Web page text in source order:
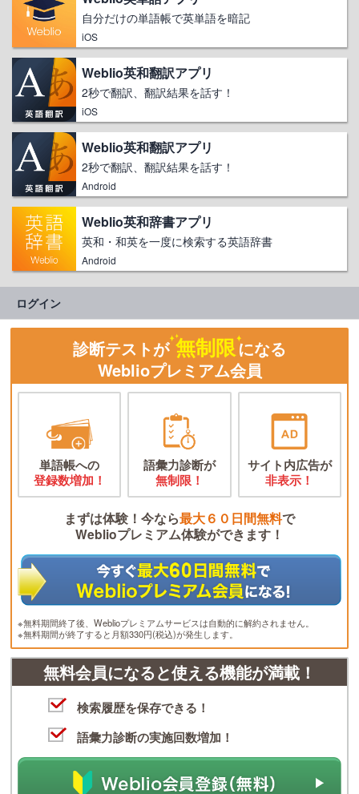
自分だけの単語帳で英単語を暗記
iOS
Weblio英和翻訳アプリ
2秒で翻訳、翻訳結果を話す！
iOS
Weblio英和翻訳アプリ
2秒で翻訳、翻訳結果を話す！
Android
Weblio英和辞書アプリ
英和・和英を一度に検索する英語辞書
Android
ログイン
診断テストが 無制限になる
Weblioプレミアム会員
単語帳への
登録数増加！
語彙力診断が
無制限！
サイト内広告が
非表示！
まずは体験！今なら最大６０日間無料で
Weblioプレミアム体験ができます！
※無料期間終了後、Weblioプレミアムサービスは自動的に解約されません。
※無料期間が終了すると月額330円(税込)が発生します。
無料会員になると使える機能が満載！
検索履歴を保存できる！
語彙力診断の実施回数増加！